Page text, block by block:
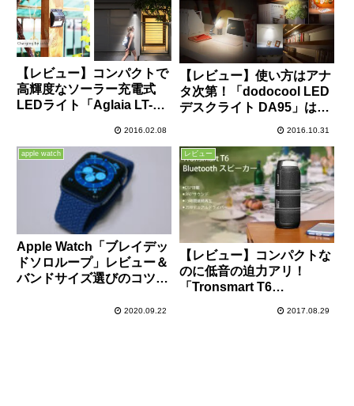
【レビュー】コンパクトで
高輝度なソーラー充電式
LEDライト「Aglaia LT-
水機能で超便利！
2016.02.08
【レビュー】使い方はアナ
タ次第！「dodocool LED
デスクライト DA95」はア
高輝度LEDライト！
2016.10.31
apple watch
Apple Watch「ブレイデッ
ドソロループ」レビュー＆
バンドサイズ選びのコツつ
Appleに聞いてみた。2020.09.22
レビュー
【レビュー】コンパクトな
のに低音の迫力アリ！
「Tronsmart T6
縦置きタイプで360°サウン
2017.08.29